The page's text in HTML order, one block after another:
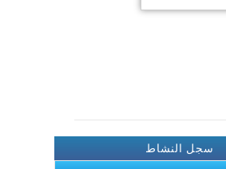
سجل النشاط